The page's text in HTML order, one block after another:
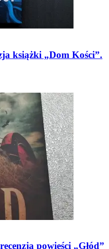
książki „Dom Kości”.
powieści „Głód”